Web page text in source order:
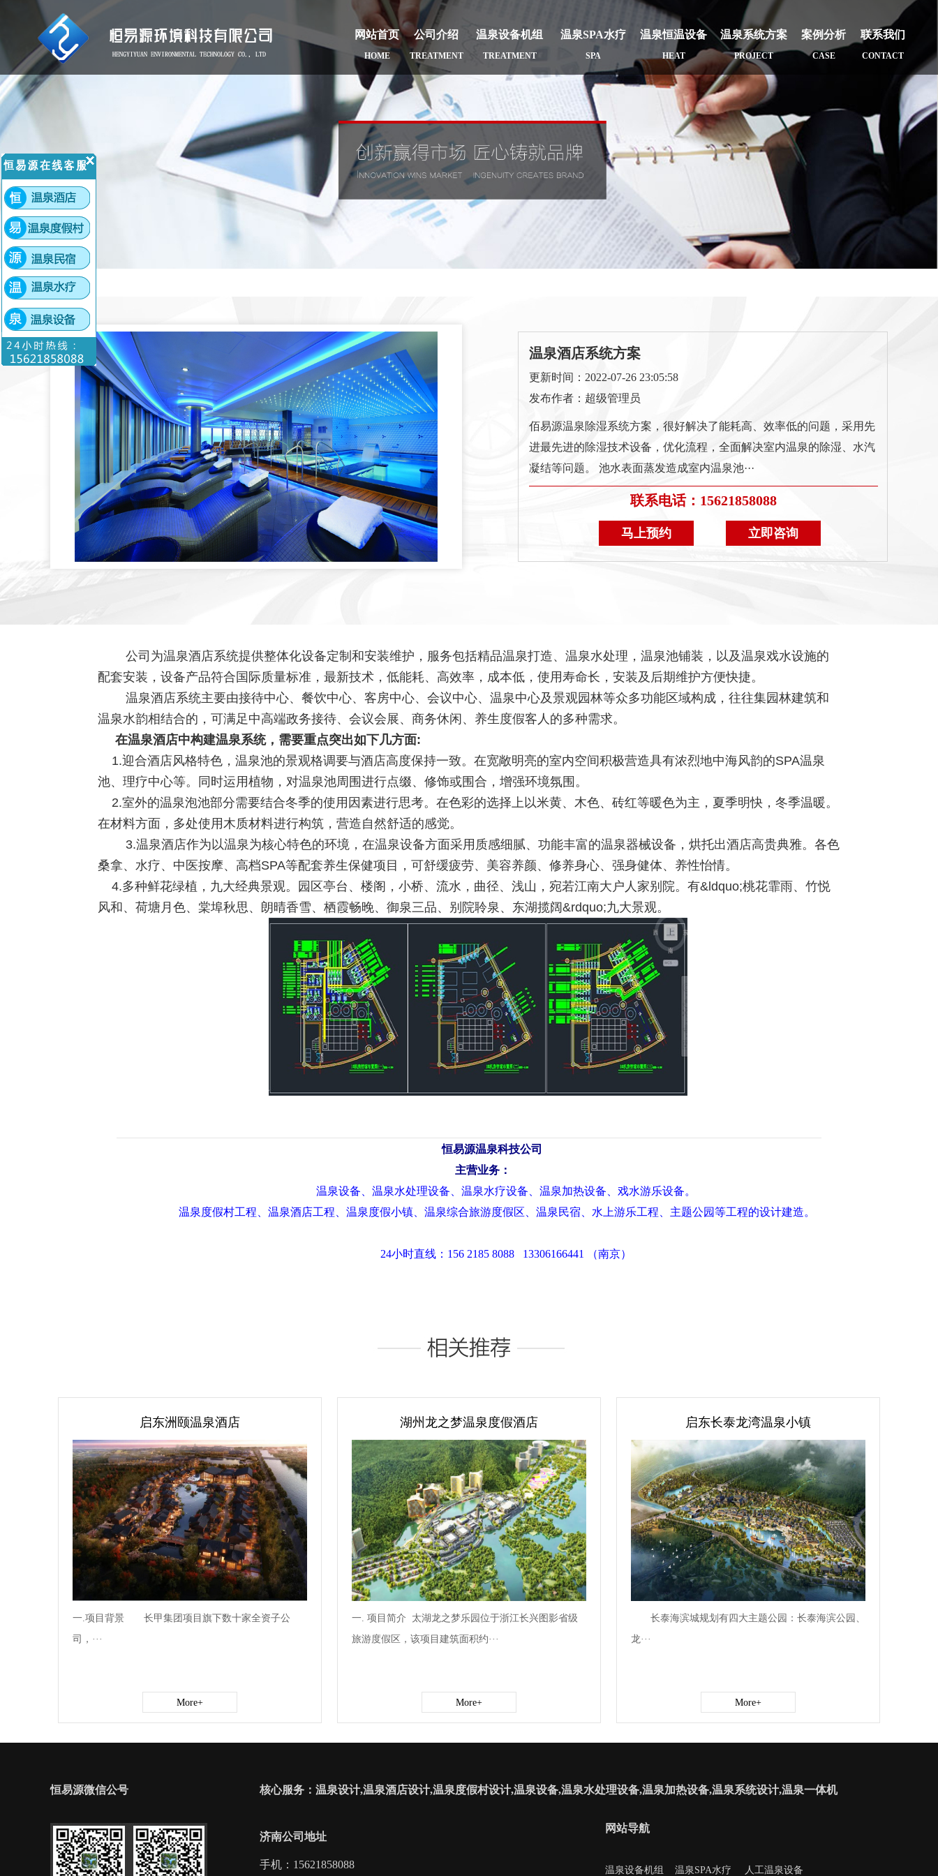
联系我们
CONTACT
案例分析
CASE
温泉系统方案
PROJECT
温泉恒温设备
HEAT
温泉SPA水疗
SPA
温泉设备机组
TREATMENT
公司介绍
TREATMENT
网站首页
HOME
温泉酒店系统方案
更新时间：2022-07-26 23:05:58
发布作者：超级管理员
佰易源温泉除湿系统方案，很好解决了能耗高、效率低的问题，采用先
进最先进的除湿技术设备，优化流程，全面解决室内温泉的除湿、水汽
凝结等问题。 池水表面蒸发造成室内温泉池···
联系电话：15621858088
马上预约 立即咨询
公司为温泉酒店系统提供整体化设备定制和安装维护，服务包括精品温泉打造、温泉水处理，温泉池铺装，以及温泉戏水设施的
配套安装，设备产品符合国际质量标准，最新技术，低能耗、高效率，成本低，使用寿命长，安装及后期维护方便快捷。
温泉酒店系统主要由接待中心、餐饮中心、客房中心、会议中心、温泉中心及景观园林等众多功能区域构成，往往集园林建筑和
温泉水韵相结合的，可满足中高端政务接待、会议会展、商务休闲、养生度假客人的多种需求。
在温泉酒店中构建温泉系统，需要重点突出如下几方面:
1.迎合酒店风格特色，温泉池的景观格调要与酒店高度保持一致。在宽敞明亮的室内空间积极营造具有浓烈地中海风韵的SPA温泉
池、理疗中心等。同时运用植物，对温泉池周围进行点缀、修饰或围合，增强环境氛围。
2.室外的温泉泡池部分需要结合冬季的使用因素进行思考。在色彩的选择上以米黄、木色、砖红等暖色为主，夏季明快，冬季温暖。
在材料方面，多处使用木质材料进行构筑，营造自然舒适的感觉。
3.温泉酒店作为以温泉为核心特色的环境，在温泉设备方面采用质感细腻、功能丰富的温泉器械设备，烘托出酒店高贵典雅。各色
桑拿、水疗、中医按摩、高档SPA等配套养生保健项目，可舒缓疲劳、美容养颜、修养身心、强身健体、养性怡情。
4.多种鲜花绿植，九大经典景观。园区亭台、楼阁，小桥、流水，曲径、浅山，宛若江南大户人家别院。有&ldquo;桃花霏雨、竹悦
风和、荷塘月色、棠埠秋思、朗晴香雪、栖霞畅晚、御泉三品、别院聆泉、东湖揽阔&rdquo;九大景观。
恒易源温泉科技公司
主营业务：
温泉设备、温泉水处理设备、温泉水疗设备、温泉加热设备、戏水游乐设备。
温泉度假村工程、温泉酒店工程、温泉度假小镇、温泉综合旅游度假区、温泉民宿、水上游乐工程、主题公园等工程的设计建造。
24小时直线：156 2185 8088 13306166441 （南京）
启东洲颐温泉酒店
一.项目背景 长甲集团项目旗下数十家全资子公
司，···
More+
湖州龙之梦温泉度假酒店
一. 项目简介 太湖龙之梦乐园位于浙江长兴图影省级
旅游度假区，该项目建筑面积约···
More+
启东长泰龙湾温泉小镇
长泰海滨城规划有四大主题公园：长泰海滨公园、
龙···
More+
恒易源微信公号 核心服务：温泉设计,温泉酒店设计,温泉度假村设计,温泉设备,温泉水处理设备,温泉加热设备,温泉系统设计,温泉一体机
济南公司地址
手机：15621858088
网站导航
温泉设备机组 温泉SPA水疗 人工温泉设备